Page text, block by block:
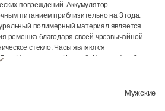
повреждений. Аккумулятор
питанием приблизительно на 3 года.
полимерный материал является
ремешка благодаря своей чрезвычайной
стекло. Часы являются
Цвет корпуса: Черный. Цвет циферблата:
43мм. Толщина: 10мм. Гарантия: 2
Мужские